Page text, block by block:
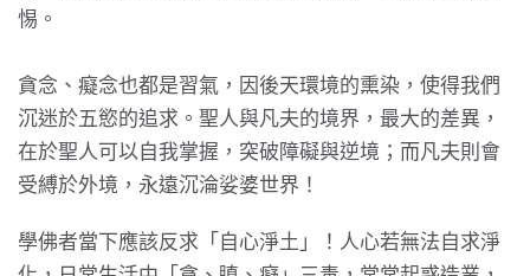
惕。
貪念、癡念也都是習氣，因後天環境的熏染，使得我們
沉迷於五慾的追求。聖人與凡夫的境界，最大的差異，
在於聖人可以自我掌握，突破障礙與逆境；而凡夫則會
受縛於外境，永遠沉淪娑婆世界！
學佛者當下應該反求「自心淨土」！人心若無法自求淨